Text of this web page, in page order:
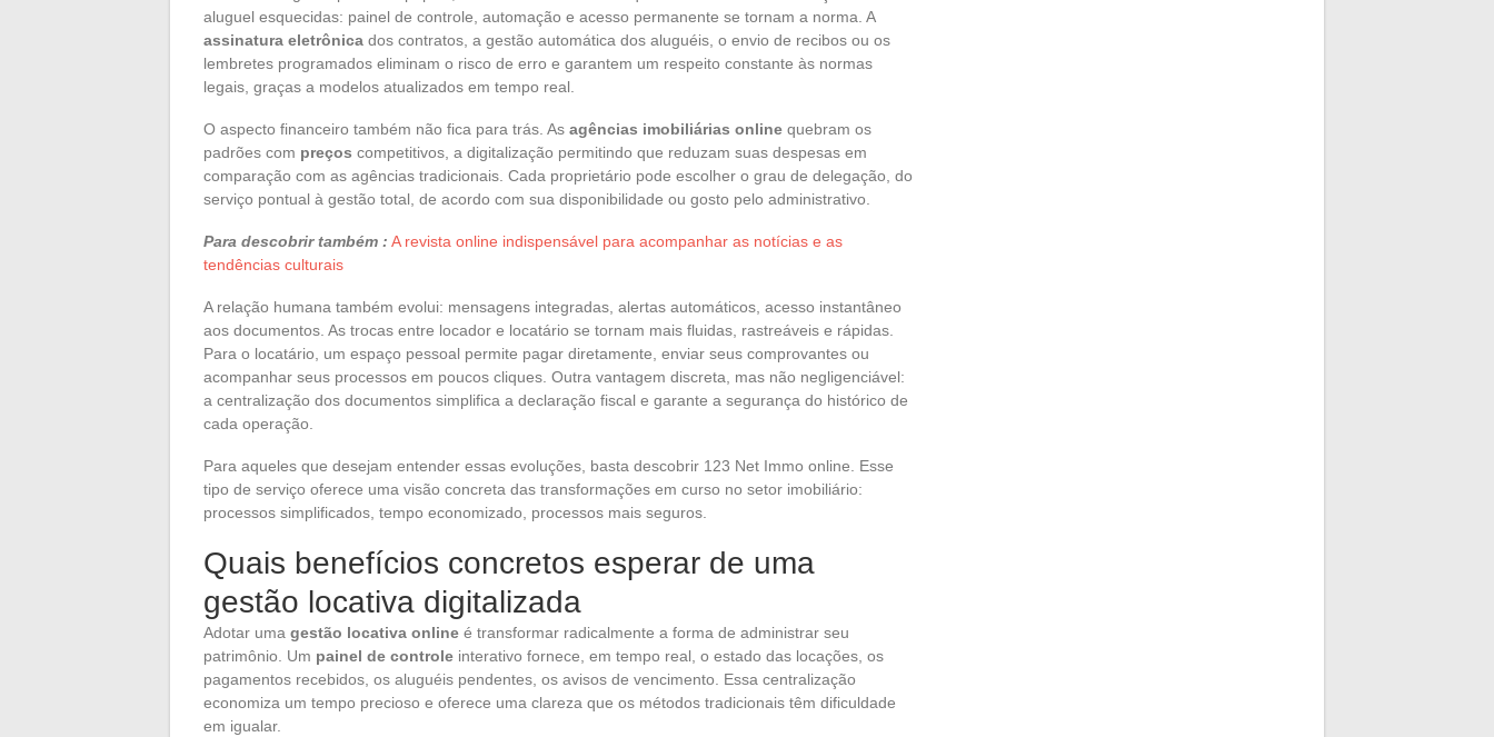
aluguel esquecidas: painel de controle, automação e acesso permanente se tornam a norma. A
assinatura eletrônica dos contratos, a gestão automática dos aluguéis, o envio de recibos ou os
lembretes programados eliminam o risco de erro e garantem um respeito constante às normas
legais, graças a modelos atualizados em tempo real.
O aspecto financeiro também não fica para trás. As agências imobiliárias online quebram os
padrões com preços competitivos, a digitalização permitindo que reduzam suas despesas em
comparação com as agências tradicionais. Cada proprietário pode escolher o grau de delegação, do
serviço pontual à gestão total, de acordo com sua disponibilidade ou gosto pelo administrativo.
Para descobrir também : A revista online indispensável para acompanhar as notícias e as
tendências culturais
A relação humana também evolui: mensagens integradas, alertas automáticos, acesso instantâneo
aos documentos. As trocas entre locador e locatário se tornam mais fluidas, rastreáveis e rápidas.
Para o locatário, um espaço pessoal permite pagar diretamente, enviar seus comprovantes ou
acompanhar seus processos em poucos cliques. Outra vantagem discreta, mas não negligenciável:
a centralização dos documentos simplifica a declaração fiscal e garante a segurança do histórico de
cada operação.
Para aqueles que desejam entender essas evoluções, basta descobrir 123 Net Immo online. Esse
tipo de serviço oferece uma visão concreta das transformações em curso no setor imobiliário:
processos simplificados, tempo economizado, processos mais seguros.
Quais benefícios concretos esperar de uma
gestão locativa digitalizada
Adotar uma gestão locativa online é transformar radicalmente a forma de administrar seu
patrimônio. Um painel de controle interativo fornece, em tempo real, o estado das locações, os
pagamentos recebidos, os aluguéis pendentes, os avisos de vencimento. Essa centralização
economiza um tempo precioso e oferece uma clareza que os métodos tradicionais têm dificuldade
em igualar.